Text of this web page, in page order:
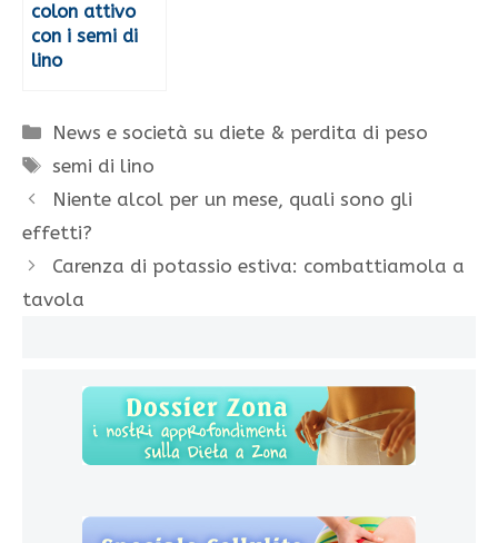
colon attivo
con i semi di
lino
Categorie
News e società su diete & perdita di peso
Tag
semi di lino
Niente alcol per un mese, quali sono gli
effetti?
Carenza di potassio estiva: combattiamola a
tavola